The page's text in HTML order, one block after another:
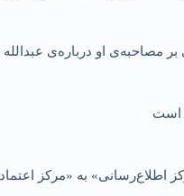
مصاحبه‌ی او درباره‌ی
است
اطلاع‌رسانی» به «مرکز